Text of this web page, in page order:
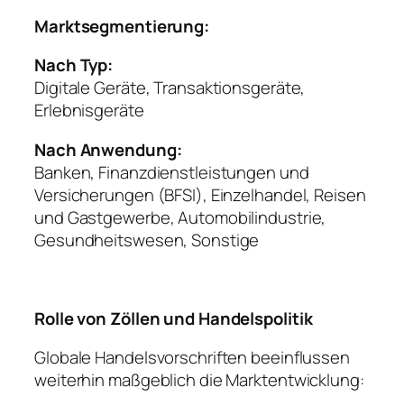
Marktsegmentierung:
Nach Typ:
Digitale Geräte, Transaktionsgeräte,
Erlebnisgeräte
Nach Anwendung:
Banken, Finanzdienstleistungen und
Versicherungen (BFSI), Einzelhandel, Reisen
und Gastgewerbe, Automobilindustrie,
Gesundheitswesen, Sonstige
Rolle von Zöllen und Handelspolitik
Globale Handelsvorschriften beeinflussen
weiterhin maßgeblich die Marktentwicklung: